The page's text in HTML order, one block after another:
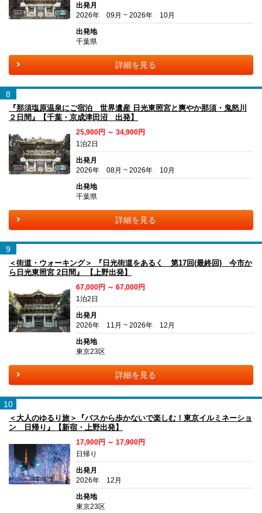
出発月
2026年 09月 ~ 2026年 10月
出発地
千葉県
詳細を見る
8
『那須塩原温泉にご宿泊 世界遺産 日光東照宮と爽やか那須・鬼怒川
２日間』【千葉・京成津田沼 出発】
25,900円 ～ 34,900円
1泊2日
出発月
2026年 08月 ~ 2026年 10月
出発地
千葉県
詳細を見る
9
＜街道・ウォーキング＞ 『日光街道をあるく 第17回(最終回) 今市か
ら日光東照宮 2日間』 【上野出発】
67,000円 ～ 67,000円
1泊2日
出発月
2026年 11月 ~ 2026年 12月
出発地
東京23区
詳細を見る
10
＜大人のゆるり旅＞『バスから歩かないで楽しむ！東京イルミネーショ
ン 日帰り』【新宿・上野出発】
17,900円 ～ 17,900円
日帰り
出発月
2026年 12月
出発地
東京23区